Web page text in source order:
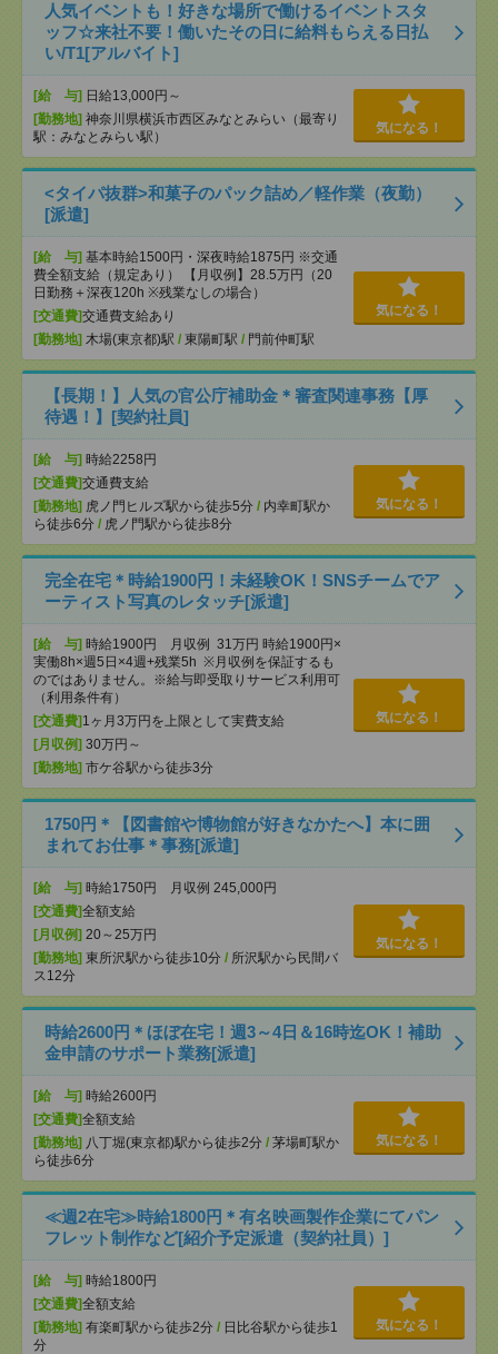
人気イベントも！好きな場所で働けるイベントスタ
ッフ☆来社不要！働いたその日に給料もらえる日払
い/T1[アルバイト]
[給 与] 日給13,000円～
[勤務地] 神奈川県横浜市西区みなとみらい（最寄り
駅：みなとみらい駅）
気になる！
<タイパ抜群>和菓子のパック詰め／軽作業（夜勤）
[派遣]
[給 与] 基本時給1500円・深夜時給1875円 ※交通
費全額支給（規定あり） 【月収例】28.5万円（20
日勤務＋深夜120h ※残業なしの場合）
[交通費]交通費支給あり
[勤務地] 木場(東京都)駅 / 東陽町駅 / 門前仲町駅
気になる！
【長期！】人気の官公庁補助金＊審査関連事務【厚
待遇！】[契約社員]
[給 与] 時給2258円
[交通費]交通費支給
[勤務地] 虎ノ門ヒルズ駅から徒歩5分 / 内幸町駅か
ら徒歩6分 / 虎ノ門駅から徒歩8分
気になる！
完全在宅＊時給1900円！未経験OK！SNSチームでア
ーティスト写真のレタッチ[派遣]
[給 与] 時給1900円 月収例 31万円 時給1900円×
実働8h×週5日×4週+残業5h ※月収例を保証するも
のではありません。※給与即受取りサービス利用可
（利用条件有）
[交通費] 1ヶ月3万円を上限として実費支給
[月収例] 30万円～
[勤務地] 市ケ谷駅から徒歩3分
気になる！
1750円＊【図書館や博物館が好きなかたへ】本に囲
まれてお仕事＊事務[派遣]
[給 与] 時給1750円 月収例 245,000円
[交通費]全額支給
[月収例] 20～25万円
[勤務地] 東所沢駅から徒歩10分 / 所沢駅から民間バ
ス12分
気になる！
時給2600円＊ほぼ在宅！週3～4日＆16時迄OK！補助
金申請のサポート業務[派遣]
[給 与] 時給2600円
[交通費]全額支給
[勤務地] 八丁堀(東京都)駅から徒歩2分 / 茅場町駅か
ら徒歩6分
気になる！
≪週2在宅≫時給1800円＊有名映画製作企業にてパン
フレット制作など[紹介予定派遣（契約社員）]
[給 与] 時給1800円
[交通費]全額支給
[勤務地] 有楽町駅から徒歩2分 / 日比谷駅から徒歩1
分
気になる！